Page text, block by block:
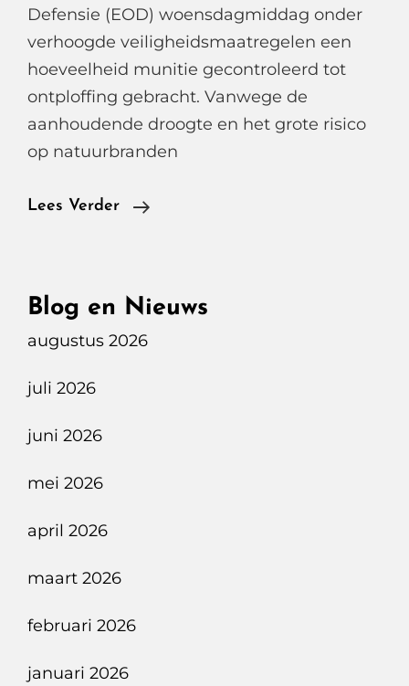
Defensie (EOD) woensdagmiddag onder
verhoogde veiligheidsmaatregelen een
hoeveelheid munitie gecontroleerd tot
ontploffing gebracht. Vanwege de
aanhoudende droogte en het grote risico
op natuurbranden
Lees Verder
Donder
Brengt
Blog en Nieuws
augustus 2026
juli 2026
juni 2026
mei 2026
april 2026
maart 2026
februari 2026
januari 2026